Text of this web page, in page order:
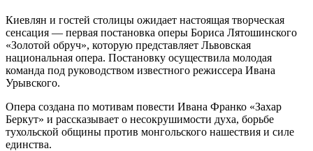
Киевлян и гостей столицы ожидает настоящая творческая
сенсация — первая постановка оперы Бориса Лятошинского
«Золотой обруч», которую представляет Львовская
национальная опера. Постановку осуществила молодая
команда под руководством известного режиссера Ивана
Урывского.
Опера создана по мотивам повести Ивана Франко «Захар
Беркут» и рассказывает о несокрушимости духа, борьбе
тухольской общины против монгольского нашествия и силе
единства.